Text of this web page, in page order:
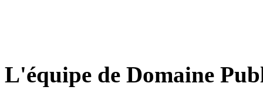
L'équipe de Domaine